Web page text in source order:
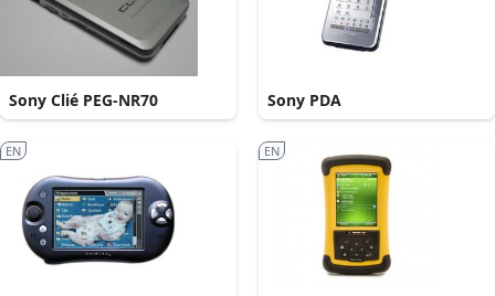
Sony Clié PEG-NR70 Sony PDA
EN EN